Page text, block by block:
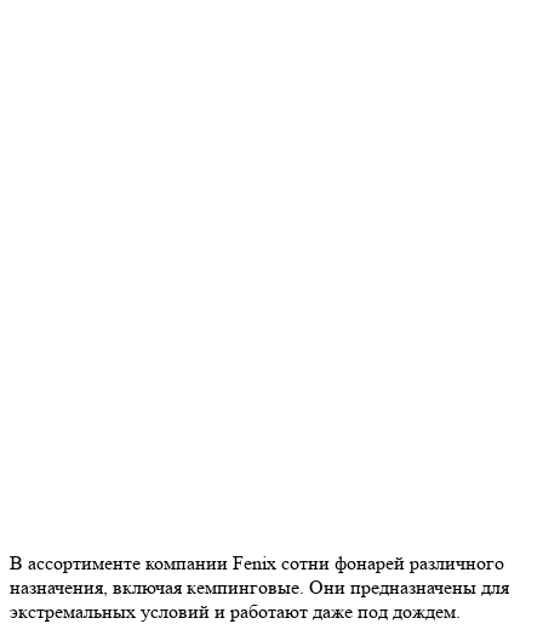
В ассортименте компании Fenix сотни фонарей различного
назначения, включая кемпинговые. Они предназначены для
экстремальных условий и работают даже под дождем.